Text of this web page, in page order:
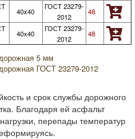
40х40
ГОСТ 23279-
2012
48
40х40
ГОСТ 23279-
2012
48
5 мм
ГОСТ 23279-2012
и срок службы дорожного
Благодаря ей асфальт
перепады температур